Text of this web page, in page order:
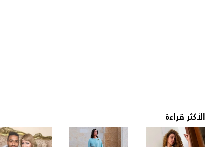
الأكثر قراءة